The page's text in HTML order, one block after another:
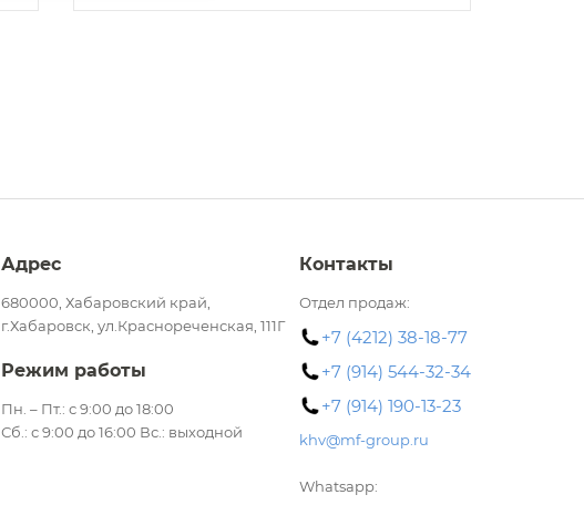
Адрес
680000, Хабаровский край,
г.Хабаровск, ул.Краснореченская, 111Г
Режим работы
Пн. – Пт.: с 9:00 до 18:00
Сб.: с 9:00 до 16:00 Вс.: выходной
Контакты
Отдел продаж:
+7 (4212) 38-18-77
+7 (914) 544-32-34
+7 (914) 190-13-23
khv@mf-group.ru
Whatsapp: